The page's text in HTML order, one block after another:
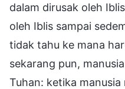
dalam dirusak oleh
oleh Iblis sampai
tidak tahu ke mana
sekarang pun,
Tuhan: ketika manusia